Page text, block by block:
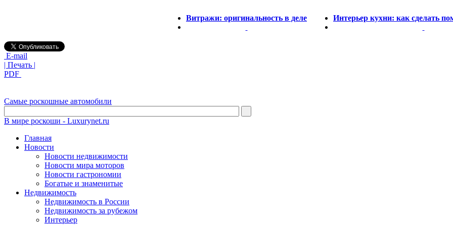
Витражи: оригинальность в деле Интерьер кухни: как сделать
E-mail
| Печать |
PDF
Самые роскошные автомобили
В мире роскоши - Luxurynet.ru
Главная
Новости
Новости недвижимости
Новости мира моторов
Новости гастрономии
Богатые и знаменитые
Недвижимость
Недвижимость в России
Недвижимость за рубежом
Интерьер